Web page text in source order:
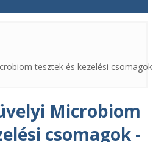
tesztek és kezelési
Microbiom
csomagok -